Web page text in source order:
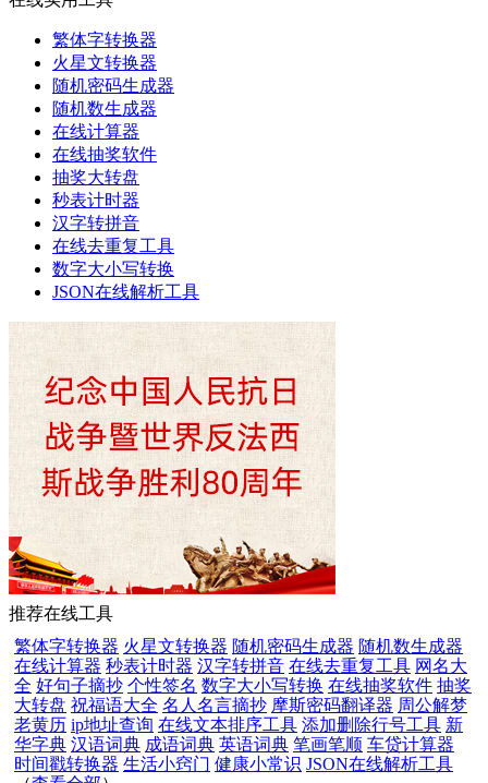
繁体字转换器
火星文转换器
随机密码生成器
随机数生成器
在线计算器
在线抽奖软件
抽奖大转盘
秒表计时器
汉字转拼音
在线去重复工具
数字大小写转换
JSON在线解析工具
推荐在线工具
繁体字转换器 火星文转换器 随机密码生成器 随机数生成器
在线计算器 秒表计时器 汉字转拼音 在线去重复工具 网名大
全 好句子摘抄 个性签名 数字大小写转换 在线抽奖软件 抽奖
大转盘 祝福语大全 名人名言摘抄 摩斯密码翻译器 周公解梦
老黄历 ip地址查询 在线文本排序工具 添加删除行号工具 新
华字典 汉语词典 成语词典 英语词典 笔画笔顺 车贷计算器
时间戳转换器 生活小窍门 健康小常识 JSON在线解析工具